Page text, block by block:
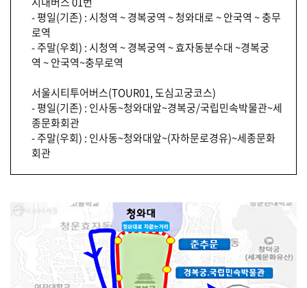
- 평일(기존) : 시청역 ~ 경복궁역 ~ 청와대로 ~ 안국역 ~ 충무
로역
- 주말(우회) : 시청역 ~ 경복궁역 ~ 효자동분수대 ~경복궁
역 ~ 안국역~충무로역
서울시티투어버스(TOUR01, 도심고궁코스)
- 평일(기존) : 인사동~청와대앞~경복궁/국립민속박물관~세
종문화회관
- 주말(우회) : 인사동~청와대앞~(자하문로경유)~세종문화
회관